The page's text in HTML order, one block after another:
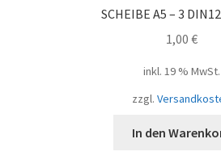
SCHEIBE A5 – 3
1,00 €
inkl. 19 % MwSt.
zzgl.
In den